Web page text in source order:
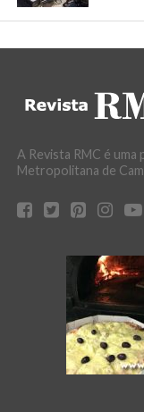
A Revista RMC é uma
Metropolitana de